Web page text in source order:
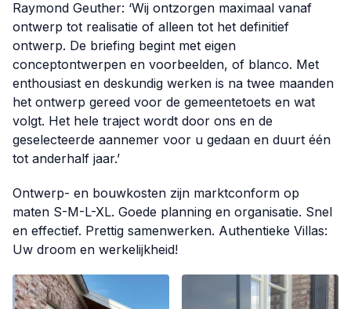
Raymond Geuther: ‘Wij ontzorgen maximaal vanaf
ontwerp tot realisatie of alleen tot het definitief
ontwerp. De briefing begint met eigen
conceptontwerpen en voorbeelden, of blanco. Met
enthousiast en deskundig werken is na twee maanden
het ontwerp gereed voor de gemeentetoets en wat
volgt. Het hele traject wordt door ons en de
geselecteerde aannemer voor u gedaan en duurt één
tot anderhalf jaar.’
Ontwerp- en bouwkosten zijn marktconform op
maten S-M-L-XL. Goede planning en organisatie. Snel
en effectief. Prettig samenwerken. Authentieke Villas:
Uw droom en werkelijkheid!